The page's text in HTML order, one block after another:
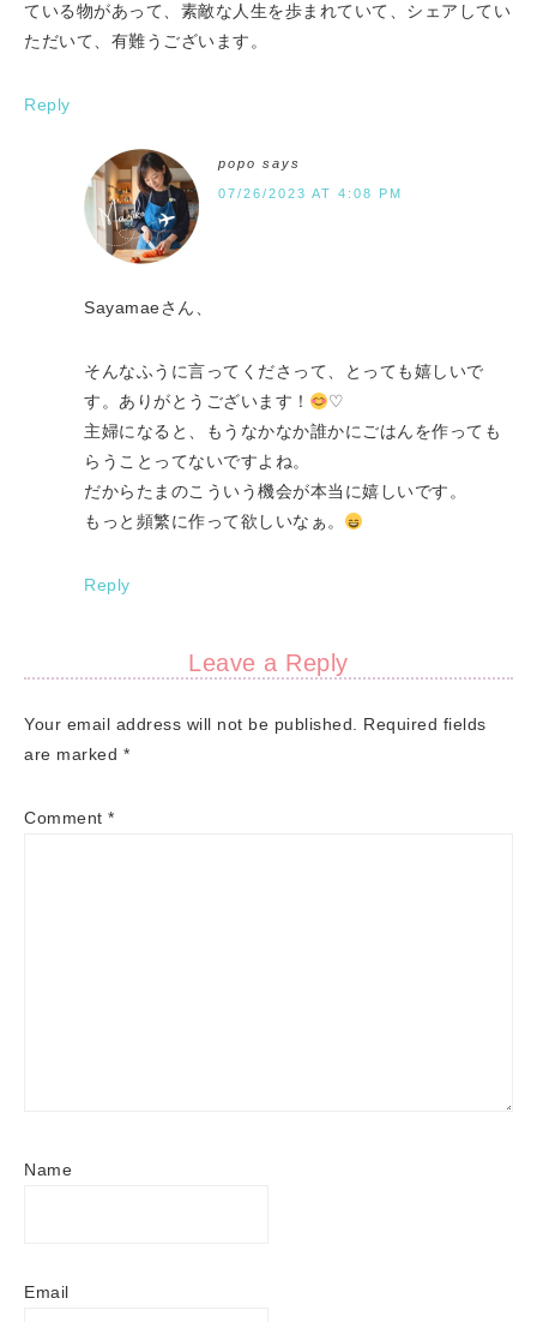
ている物があって、素敵な人生を歩まれていて、シェアしてい
ただいて、有難うございます。
Reply
popo says
07/26/2023 AT 4:08 PM
Sayamaeさん、
そんなふうに言ってくださって、とっても嬉しいで
す。ありがとうございます！
♡
主婦になると、もうなかなか誰かにごはんを作っても
らうことってないですよね。
だからたまのこういう機会が本当に嬉しいです。
もっと頻繁に作って欲しいなぁ。
Reply
Leave a Reply
Your email address will not be published. Required fields
are marked *
Comment *
Name
Email